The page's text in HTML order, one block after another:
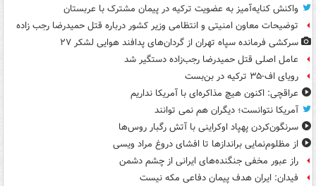
واکنش کنایه‌آمیز به عضویت ترکیه در پیمان مشترک با عربستان
توضیحات معاون امنیتی و انتظامی وزیر کشور درباره قتل حمیدرضا رجب زاده
سرکشی فرمانده سپاه تهران از گردان‌های پدافند هوایی لشکر ۲۷
عامل اصلی قتل حمیدرضا رجب‌زاده دستگیر شد
رویای اف-۳۵ ترکیه در بن‌بست
عراقچی: اکنون هیچ مذاکره‌ای با آمریکا نداریم
آمریکا نتوانست؛ دیگران هم نمی توانند
سرنگون‌کردن پهپاد اوکراینی با آتش رگبار روس‌ها
از مظلوم‌نمایی براندازها تا افشای دروغ مراد ویسی
راز عبور مخفی جنگنده‌های ایرانی از چشم دشمن
فیدان: ایران هدف پیمان دفاعی مکه نیست